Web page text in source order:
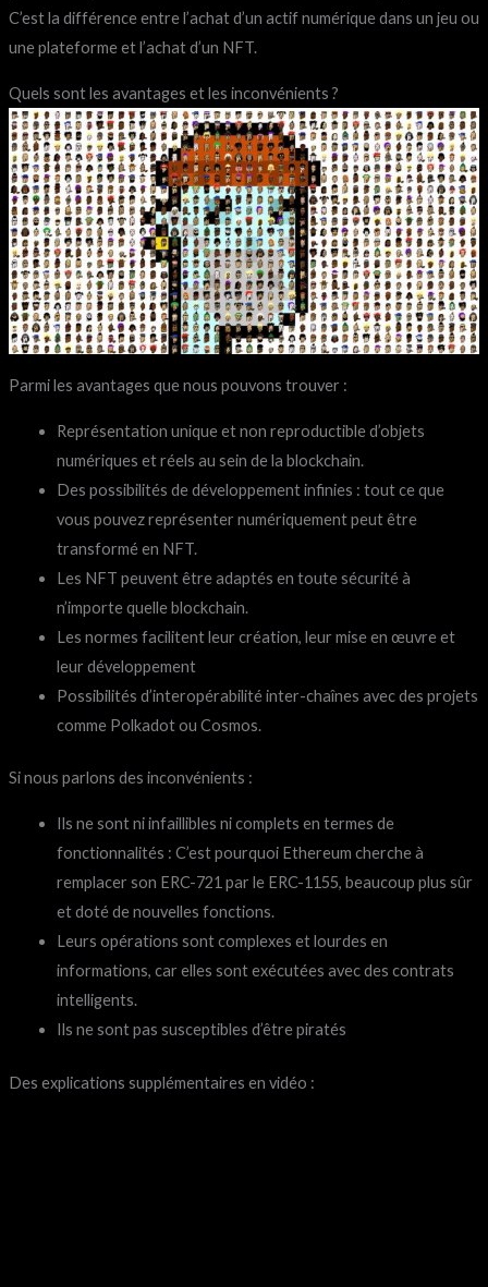
C’est la différence entre l’achat d’un actif numérique dans un jeu ou
une plateforme et l’achat d’un NFT.
Quels sont les avantages et les inconvénients ?
Parmi les avantages que nous pouvons trouver :
Représentation unique et non reproductible d’objets
numériques et réels au sein de la blockchain.
Des possibilités de développement infinies : tout ce que
vous pouvez représenter numériquement peut être
transformé en NFT.
Les NFT peuvent être adaptés en toute sécurité à
n’importe quelle blockchain.
Les normes facilitent leur création, leur mise en œuvre et
leur développement
Possibilités d’interopérabilité inter-chaînes avec des projets
comme Polkadot ou Cosmos.
Si nous parlons des inconvénients :
Ils ne sont ni infaillibles ni complets en termes de
fonctionnalités : C’est pourquoi Ethereum cherche à
remplacer son ERC-721 par le ERC-1155, beaucoup plus sûr
et doté de nouvelles fonctions.
Leurs opérations sont complexes et lourdes en
informations, car elles sont exécutées avec des contrats
intelligents.
Ils ne sont pas susceptibles d’être piratés
Des explications supplémentaires en vidéo :